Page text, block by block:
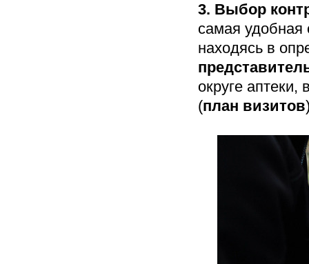
3. Выбор
самая удобная
находясь в
округе
(план визитов